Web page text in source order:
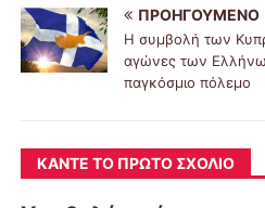
ΠΡΟΗΓΟΎΜΕΝΟ
Η συμβολή των
αγώνες των
παγκόσμιο πόλεμο
ΚΆΝΤΕ ΤΟ ΠΡΏΤΟ ΣΧΌΛΙΟ